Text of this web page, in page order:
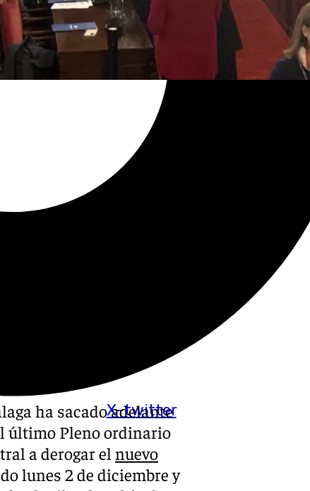
X-twitter
ha sacado adelante
último Pleno ordinario
a derogar el nuevo
lunes 2 de diciembre y